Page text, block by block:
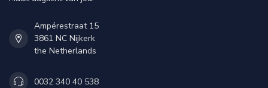
Ampérestraat 15
3861 NC Nijkerk
the Netherlands
0032 340 40 538